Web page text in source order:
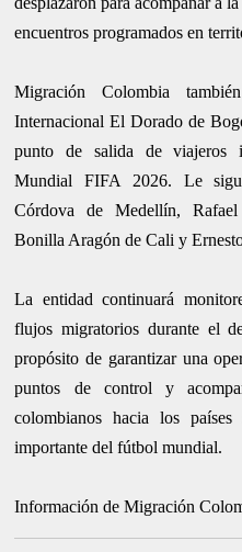
encuentros programados en
Migración Colombia
Internacional El Dorado de
punto de salida de viajeros
Mundial FIFA 2026. Le
Córdova de Medellín,
Bonilla Aragón de Cali y
La entidad continuará
flujos migratorios durante el
propósito de garantizar una
puntos de control y
colombianos hacia los
importante del fútbol mundial.
Información de Migración